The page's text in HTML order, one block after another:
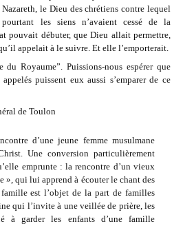
Nazareth, le Dieu des chrétiens contre lequel
pourtant les siens n’avaient cessé de la
pouvait débuter, que Dieu allait permettre,
appelait à le suivre. Et elle l’emporterait.
du Royaume”. Puissions-nous espérer que
puissent eux aussi s’emparer de ce
de Toulon
d’une jeune femme musulmane
Une conversion particulièrement
emprunte : la rencontre d’un vieux
», qui lui apprend à écouter le chant des
est l’objet de la part de familles
qui l’invite à une veillée de prière, les
à garder les enfants d’une famille